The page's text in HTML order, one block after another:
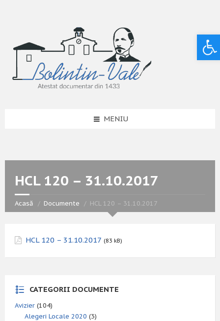
MENIU
HCL 120 – 31.10.2017
Acasă Documente HCL 120 – 31.10.2017
HCL 120 – 31.10.2017 (83 kB)
CATEGORII DOCUMENTE
Avizier (104)
Alegeri Locale 2020 (3)
Deschide bara de unelte